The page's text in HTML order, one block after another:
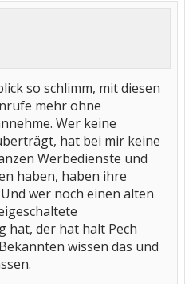
so schlimm, mit diesen
mehr ohne
Wer keine
hat bei mir keine
Werbedienste und
haben, haben ihre
wer noch einen alten
hat, der hat halt Pech
wissen das und